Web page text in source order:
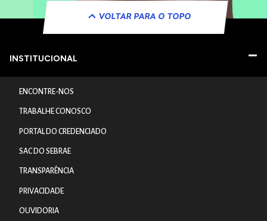
VOLTAR PARA O TOPO
INSTITUCIONAL
ENCONTRE-NOS
TRABALHE CONOSCO
PORTAL DO CREDENCIADO
SAC DO SEBRAE
TRANSPARÊNCIA
PRIVACIDADE
OUVIDORIA